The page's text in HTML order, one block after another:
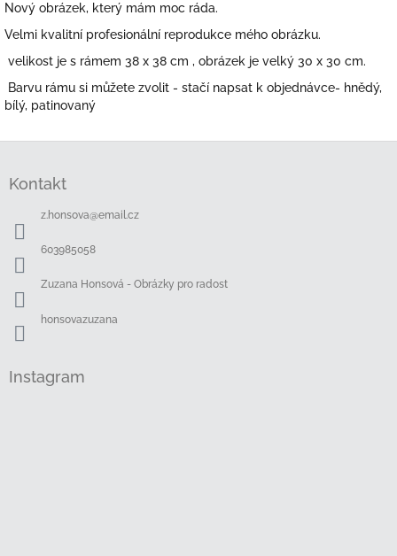
Nový obrázek, který mám moc ráda.
Velmi kvalitní profesionální reprodukce mého obrázku.
velikost je s rámem 38 x 38 cm , obrázek je velký 30 x 30 cm.
Barvu rámu si můžete zvolit - stačí napsat k objednávce- hnědý,
bílý, patinovaný
Kontakt
z.honsova@email.cz
603985058
Zuzana Honsová - Obrázky pro radost
honsovazuzana
Instagram